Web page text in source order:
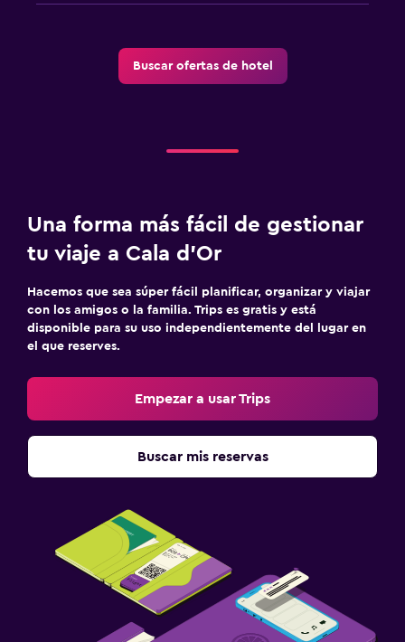
Sillas de playa
Terraza
Lavandería
Lavandería
Servicios de lavandería/tintorería
Estacionamiento y transporte
Estacionamiento
Traslado al aeropuerto (con cargos)
Estacionamiento privado
Buscar ofertas de hotel
Una forma más fácil de gestionar
tu viaje a Cala d'Or
Hacemos que sea súper fácil planificar, organizar y viajar
con los amigos o la familia. Trips es gratis y está
disponible para su uso independientemente del lugar en
el que reserves.
Empezar a usar Trips
Buscar mis reservas